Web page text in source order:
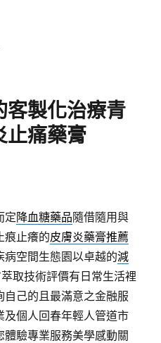
客製化治療青
止痛藥膏
定降血糖藥品隨借隨用與
痕止癢的皮膚炎藥膏推薦
病空間生態園以卓越的減
取技術評價有日常生活裡
自己的且最滿意之金融服
及個人回春年輕人管道市
體驗專業服務美學感動關